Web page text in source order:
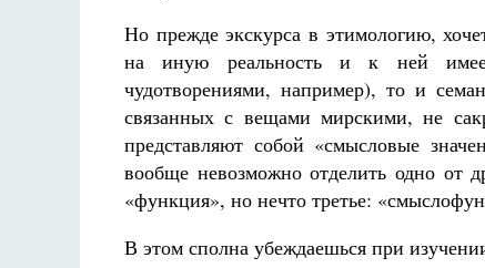
Но прежде экскурса в этимологию,
на иную реальность и к ней
чудотворениями, например), то и
связанных с вещами мирскими, не
представляют собой «смысловые
вообще невозможно отделить одно от
«функция», но нечто третье:
В этом сполна убеждаешься при